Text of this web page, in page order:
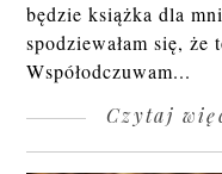
będzie książka dla
spodziewałam się,
Współodczuwam...
Czytaj